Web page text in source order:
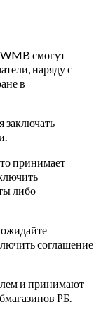
WMB смогут
наряду с
в
заключать
принимает
либо
соглашение
и принимают
РБ.